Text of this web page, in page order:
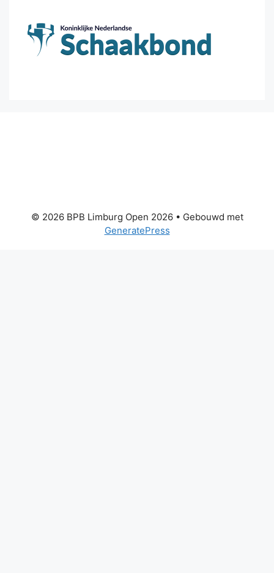
© 2026 BPB Limburg Open 2026• Gebouwd met
GeneratePress